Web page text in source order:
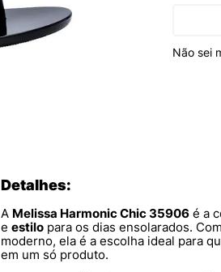
Não sei
Detalhes:
A Melissa Harmonic Chic 35906 é a
e estilo para os dias ensolarados.
moderno, ela é a escolha ideal para
em um só produto.